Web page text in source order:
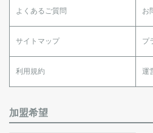
よくあるご質問 お
サイトマップ プ
利用規約 運
加盟希望